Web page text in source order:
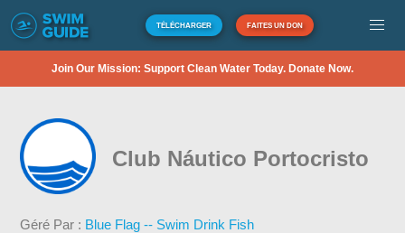
TÉLÉCHARGER FAITES UN DON
Join Our Mission: Support Clean Water Today. Donate Now.
Club Náutico Portocristo
Géré Par : Blue Flag -- Swim Drink Fish